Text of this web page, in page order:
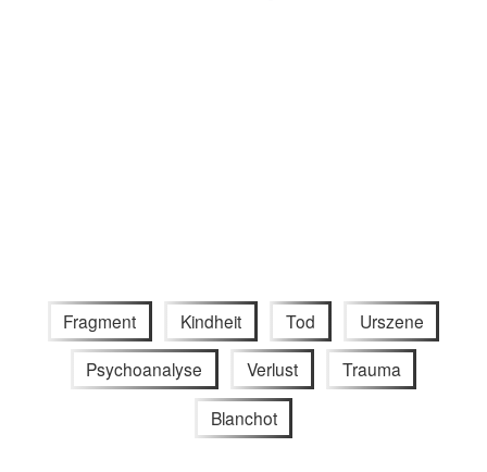
Fragment Kindheit Tod Urszene
Psychoanalyse Verlust Trauma
Blanchot